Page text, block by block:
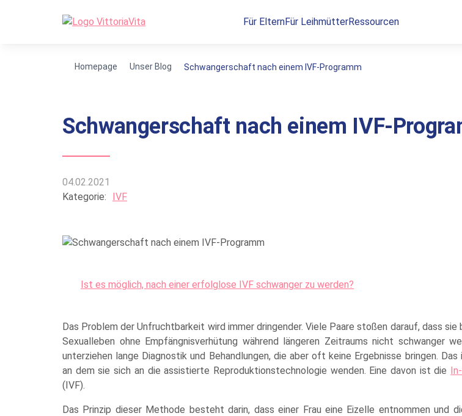
Für ElternFür LeihmütterRessourcen
Homepage Unser Blog Schwangerschaft nach einem IVF-Programm
Schwangerschaft nach einem IVF-
04.02.2021
Kategorie:
IVF
Ist es möglich, nach einer erfolglose IVF schwanger zu werden?
Das Problem der Unfruchtbarkeit wird immer dringender. Viele Paare stoßen darauf, dass sie
Sexualleben ohne Empfängnisverhütung während längeren Zeitraums nicht schwanger
unterziehen lange Diagnostik und Behandlungen, die aber oft keine Ergebnisse bringen.
an dem sie sich an die assistierte Reproduktionstechnologie wenden. Eine davon ist die
(IVF).
Das Prinzip dieser Methode besteht darin, dass einer Frau eine Eizelle entnommen und